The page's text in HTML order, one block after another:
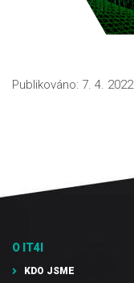
Publikováno: 7. 4. 2022
O IT4I
KDO JSME